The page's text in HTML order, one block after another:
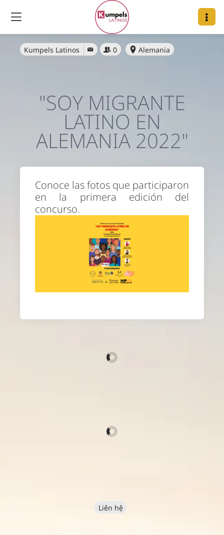
Kumpels Latinos 0 Alemania
"SOY MIGRANTE
LATINO EN
ALEMANIA 2022"
Conoce las fotos que participaron
en la primera edición del
concurso.
Liên hệ